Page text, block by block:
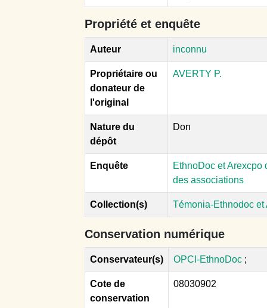
Propriété et enquête
Auteur inconnu
Propriétaire ou
donateur de
l'original
AVERTY P.
Nature du
dépôt
Don
Enquête
EthnoDoc et Arexcpo
des associations
Collection(s) Témonia-Ethnodoc
Conservation numérique
Conservateur(s) OPCI-EthnoDoc ;
Cote de
conservation
08030902